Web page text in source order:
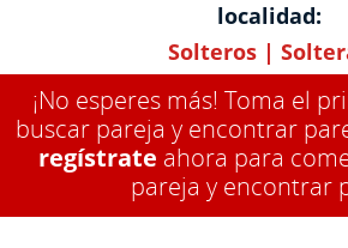
localidad:
Solteros |
¡No esperes más! Toma el
buscar pareja y encontrar
regístrate ahora para
pareja y encontrar